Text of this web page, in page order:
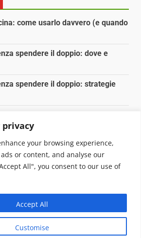
privacy
your browsing experience,
or content, and analyse our
All", you consent to our use of
Customise
Accept All
come usarlo davvero (e quando
spendere il doppio: dove e
spendere il doppio: strategie
casa: 3 ingredienti che
chimici
proprietà di Jws Media
una testata giornalistica, in quanto
alcuna periodicità. Non può
un prodotto editoriale ai sensi
07.03.2001|DarkNewsvon AF